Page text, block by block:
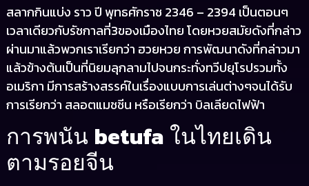
สลากกินแบ่ง ราว ปี พุทธศักราช 2346 – 2394 เป็นตอนๆ
เวลาเดียวกับรัชกาลที่3ของเมืองไทย โดยหวยสมัยดังที่กล่าว
ผ่านมาแล้วพวกเราเรียกว่า ฮวยหวย การพัฒนาดังที่กล่าวมา
แล้วข้างต้นเป็นที่นิยมลุกลามไปจนกระทั่งทวีปยุโรปรวมทั้ง
อเมริกา มีการสร้างสรรค์ในเรื่องแบบการเล่นต่างๆจนได้รับ
การเรียกว่า สลอตแมชชีน หรือเรียกว่า บิลเลียดไฟฟ้า
การพนัน betufaในไทยเดิน
ตามรอยจีน